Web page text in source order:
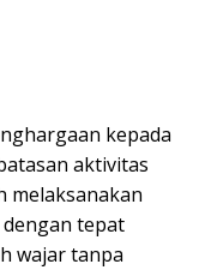
kepada
aktivitas
melaksanakan
dengan tepat
wajar tanpa